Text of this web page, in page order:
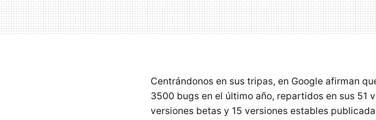
Centrándonos en sus tripas, en Google afirman
3500 bugs en el último año, repartidos en sus 51
versiones betas y 15 versiones estables